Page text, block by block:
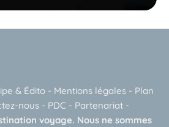
& Édito - Mentions légales - Plan
nous - PDC - Partenariat -
voyage. Nous ne sommes